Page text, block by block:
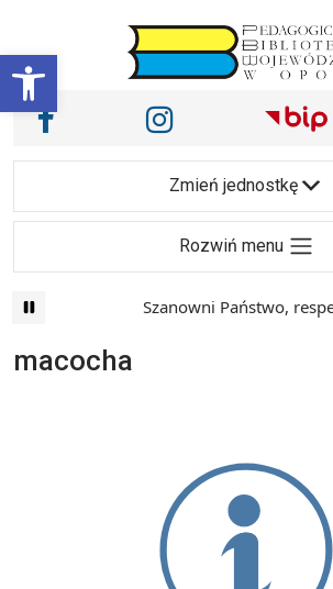
Otwórz pasek
Main Navigation
Nasze media
Facebook Instagram
Zmień jednostkę
Rozwiń menu
Szanowni Państwo,
macocha